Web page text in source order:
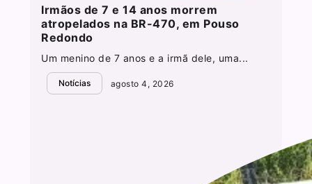
Irmãos de 7 e 14 anos morrem
atropelados na BR-470, em Pouso
Redondo
Um menino de 7 anos e a irmã dele, uma...
Notícias agosto 4, 2026